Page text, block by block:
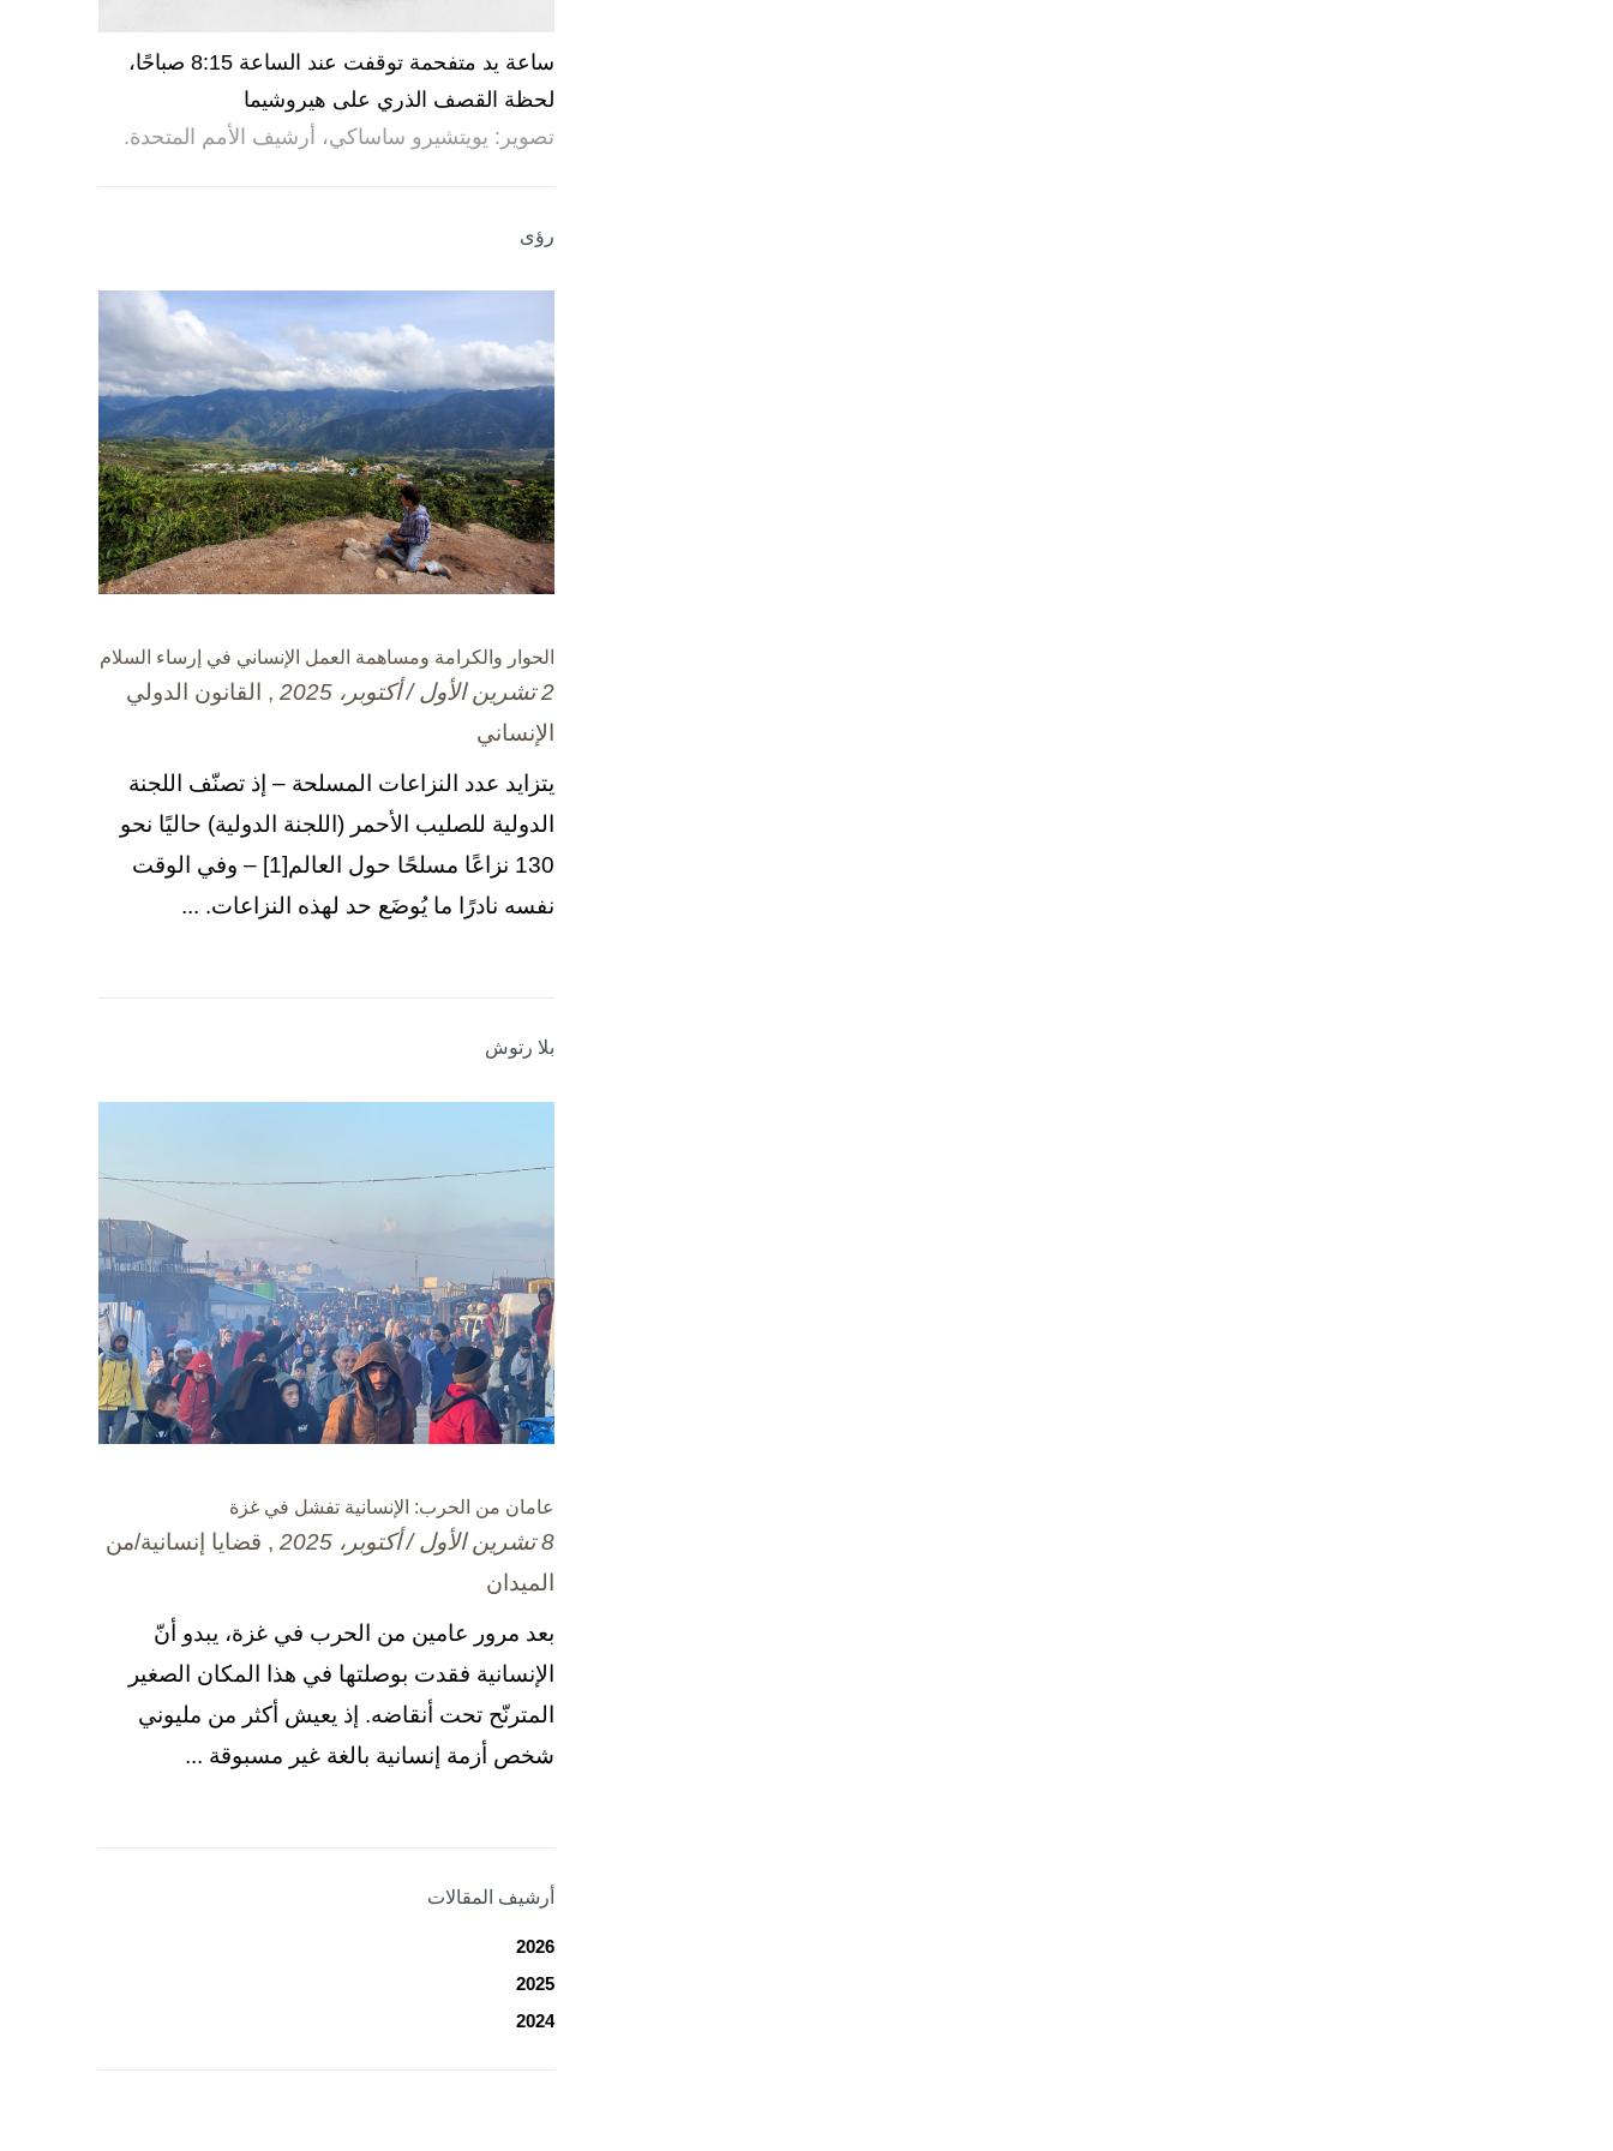
ساعة يد متفحمة توقفت عند الساعة 8:15 صباحًا،
لحظة القصف الذري على هيروشيما
تصوير: يويتشيرو ساساكي، أرشيف الأمم المتحدة.
رؤى
الحوار والكرامة ومساهمة العمل الإنساني في إرساء السلام
2 تشرين الأول / أكتوبر، 2025
, القانون الدولي
الإنساني
يتزايد عدد النزاعات المسلحة – إذ تصنّف اللجنة
الدولية للصليب الأحمر (اللجنة الدولية) حاليًا نحو
130 نزاعًا مسلحًا حول العالم[1] – وفي الوقت
نفسه نادرًا ما يُوضَع حد لهذه النزاعات. ...
بلا رتوش
عامان من الحرب: الإنسانية تفشل في غزة
8 تشرين الأول / أكتوبر، 2025
, قضايا إنسانية/من
الميدان
بعد مرور عامين من الحرب في غزة، يبدو أنّ
الإنسانية فقدت بوصلتها في هذا المكان الصغير
المترنّح تحت أنقاضه. إذ يعيش أكثر من مليوني
شخص أزمة إنسانية بالغة غير مسبوقة ...
أرشيف المقالات
2026
2025
2024